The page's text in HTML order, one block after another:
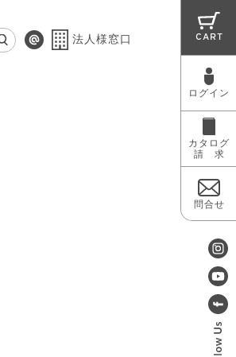
法人様窓口 CART
ログイン
カタログ
請 求
問合せ